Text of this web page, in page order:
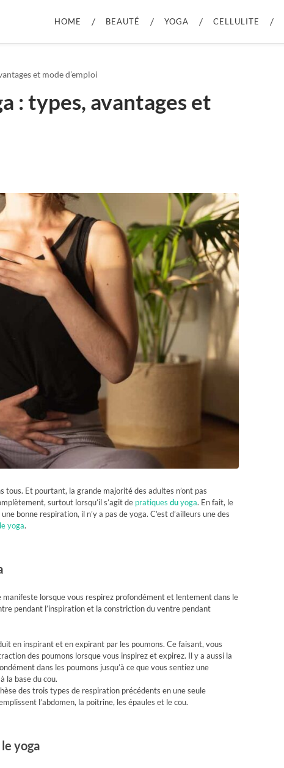
HOME BEAUTÉ YOGA CELLULITE
et mode d’emploi
: types, avantages et
tous. Et pourtant, la grande majorité des adultes n’ont pas
surtout lorsqu’il s’agit de pratiques duyoga. En fait, le
une bonne respiration, il n’y a pas de yoga. C’est d’ailleurs une des
yoga.
manifeste lorsque vous respirez profondément et lentement dans le
pendant l’inspiration et la constriction du ventre pendant
en inspirant et en expirant par les poumons. Ce faisant, vous
des poumons lorsque vous inspirez et expirez. Il y a aussi la
dans les poumons jusqu’à ce que vous sentiez une
la base du cou.
des trois types de respiration précédents en une seule
l’abdomen, la poitrine, les épaules et le cou.
yoga